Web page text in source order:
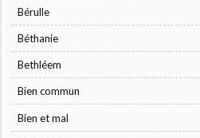
Bérulle
Béthanie
Bethléem
Bien commun
Bien et mal